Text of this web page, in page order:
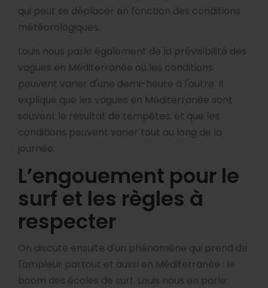
qui peut se déplacer en fonction des conditions
météorologiques.
Louis nous parle également de la prévisibilité des
vagues en Méditerranée où les conditions
peuvent varier d'une demi-heure à l'autre. Il
explique que les vagues en Méditerranée sont
souvent le résultat de tempêtes, et que les
conditions peuvent varier tout au long de la
journée.
L’engouement pour le
surf et les règles à
respecter
On discute ensuite d'un phénomène qui prend de
l'ampleur partout et aussi en Méditerranée : le
boom des écoles de surf. Louis nous en parle: